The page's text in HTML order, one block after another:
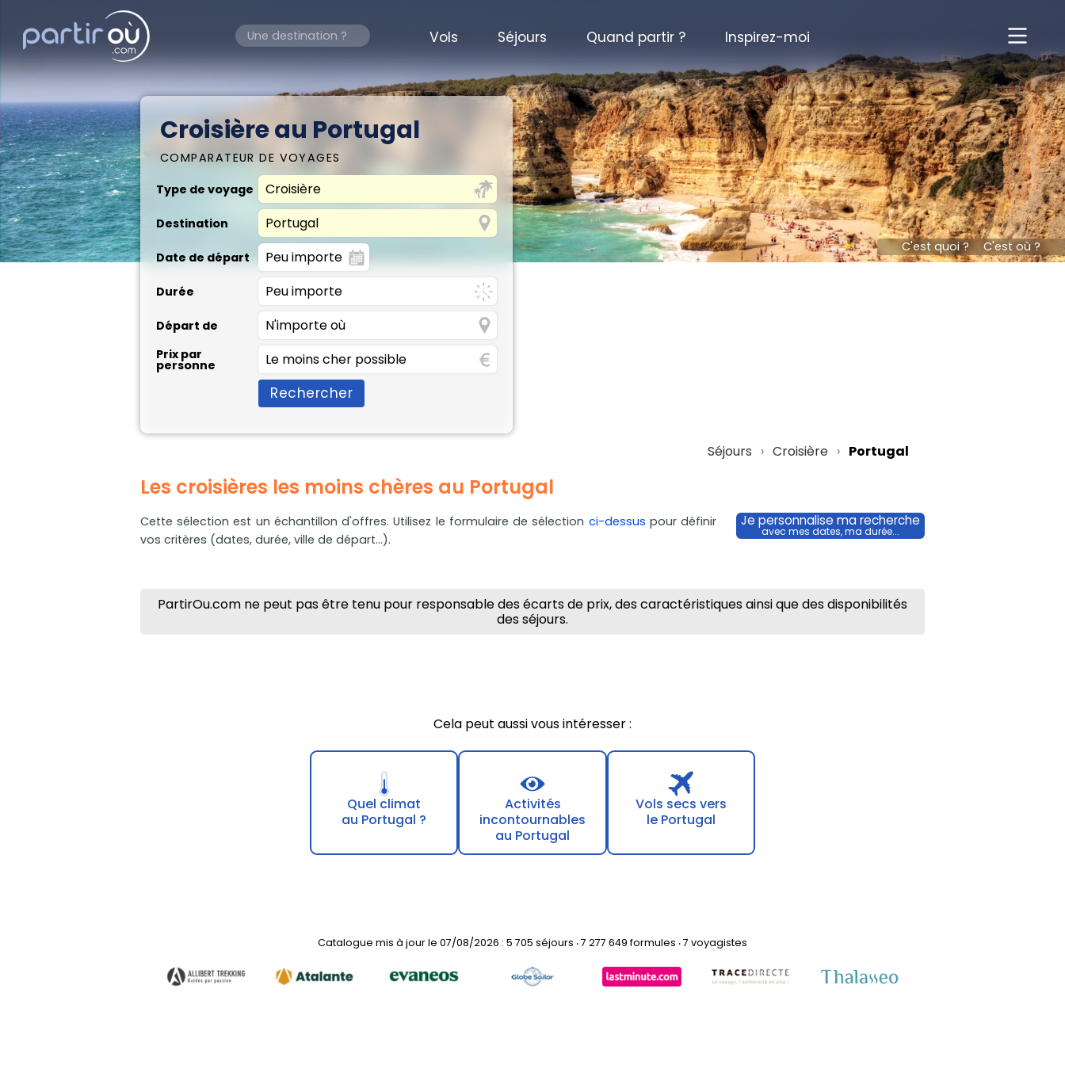
Vols Séjours Quand partir ? Inspirez-moi
Croisière au Portugal
COMPARATEUR DE VOYAGES
Type de voyage
Destination
Date de départ
Durée
Départ de
Prix par
personne
Rechercher
Séjours Croisière Portugal
Les croisières les moins chères au Portugal
Je personnalise ma recherche
avec mes dates, ma durée...
Cette sélection est un échantillon d'offres. Utilisez le formulaire de sélection ci-dessus pour définir
vos critères (dates, durée, ville de départ...).
PartirOu.com ne peut pas être tenu pour responsable des écarts de prix, des caractéristiques ainsi que des disponibilités
des séjours.
Cela peut aussi vous intéresser :
Quel climat
au Portugal ?
Activités
incontournables
au Portugal
Vols secs vers
le Portugal
Catalogue mis à jour le 07/08/2026 : 5 705 séjours ‧ 7 277 649 formules ‧ 7 voyagistes